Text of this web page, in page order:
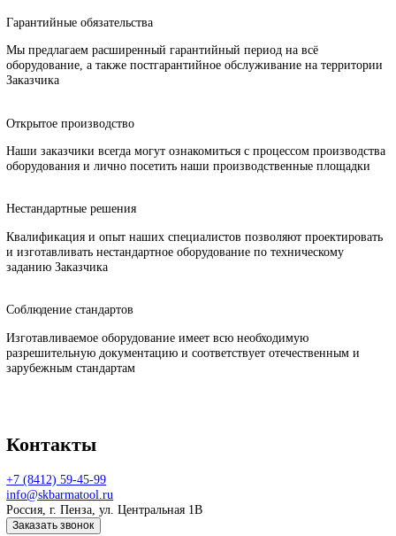
Какие детали арматуры имеют сферические уплотнительные
Какое оборудование применяется для обработки сферических
поверхностей?
Можно ли восстановить изношенную сферическую
Какие требования к точности обработки сферических
Почему с нами сотрудничают?
Гарантийные обязательства
Мы предлагаем расширенный гарантийный период на всё
Заказчика
Открытое производство
Нестандартные решения
Квалификация и опыт наших специалистов позволяют
и изготавливать нестандартное оборудование по техническому
заданию Заказчика